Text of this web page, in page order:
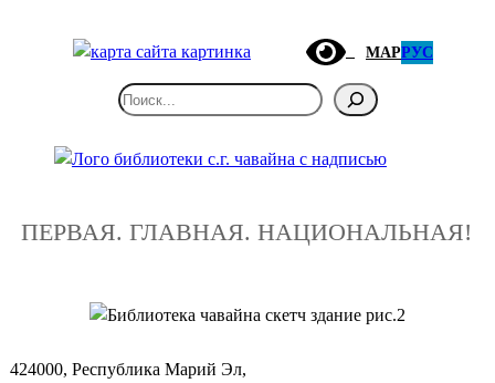
МАРРУС
Поиск
ПЕРВАЯ. ГЛАВНАЯ. НАЦИОНАЛЬНАЯ!
424000, Республика Марий Эл,